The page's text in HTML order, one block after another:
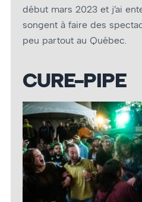
début mars 2023 et j’ai
songent à faire des
peu partout au Québec.
CURE-PIPE